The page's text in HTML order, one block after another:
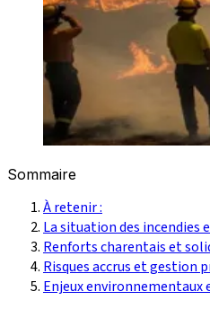
Sommaire
À retenir :
La situation des incendies
Renforts charentais et
Risques accrus et gestion
Enjeux